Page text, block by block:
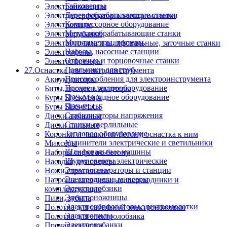
Электроножницы
Электроперфораторы,электромолотки
Электропилы
Электрорубанки
Электроточила и шлифовальные, заточные станки
Электрофены
Электрофрезеры
27.Оснастка для электроинструмента
Аккумуляторы
Биты, насадки, адаптеры
Буры SDS-MAX
Буры SDS-PLUS
Диски алмазные
Диски пильные
Коронки и чашки по бетону, оснастка к ним
Миксеры
Наборы сверл по бетону
Насадки для гравера
Ножи строгальные
Патроны сверлильные, переходники и
комплектующие
Пики, зубила
Полотна для сабельной электроножовки
Полотна для электролобзика
Прочая оснастка
Гайковерты
Деревообрабатывающие станки
Компрессорное оборудование
Металлообрабатывающие станки
Мультиметры, тестеры
Насосы, насосные станции
Отрезные и торцовочные станки
Паяльники для труб
Приспособления для электроинструмента
Прочее электрооборудование
Пуско-зарядное оборудование
Пылесосы
Стабилизаторы напряжения
Станки сверлильные
Тепловое оборудование
Удлинители электрические и светильники
Шлифовальные машины
Шуруповерты электрические
Электрогенераторы и станции
Электродрели, миксеры
Электролобзики
Электроножницы
Электроперфораторы,электромолотки
Электропилы
Электрорубанки